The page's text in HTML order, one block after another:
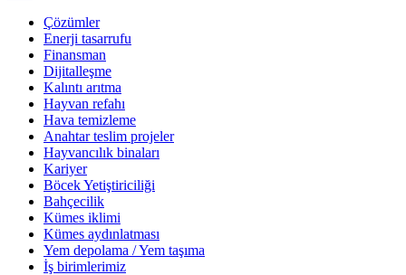
Çözümler
Enerji tasarrufu
Finansman
Dijitalleşme
Kalıntı arıtma
Hayvan refahı
Hava temizleme
Anahtar teslim projeler
Hayvancılık binaları
Kariyer
Böcek Yetiştiriciliği
Bahçecilik
Kümes iklimi
Kümes aydınlatması
Yem depolama / Yem taşıma
İş birimlerimiz